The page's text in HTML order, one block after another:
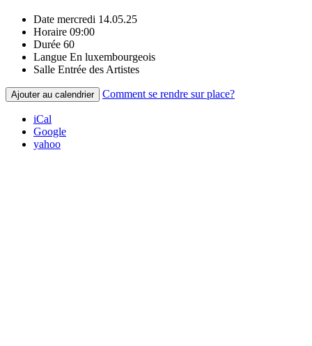
Date mercredi 14.05.25
Horaire 09:00
Durée 60
Langue En luxembourgeois
Salle Entrée des Artistes
Ajouter au calendrier Comment se rendre sur place?
iCal
Google
yahoo